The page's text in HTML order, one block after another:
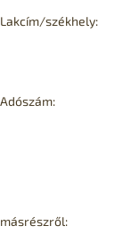
Lakcím/székhely:
Adószám:
másrészről: